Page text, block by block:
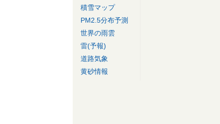
積雪マップ
PM2.5分布予測
世界の雨雲
雷(予報)
道路気象
黄砂情報